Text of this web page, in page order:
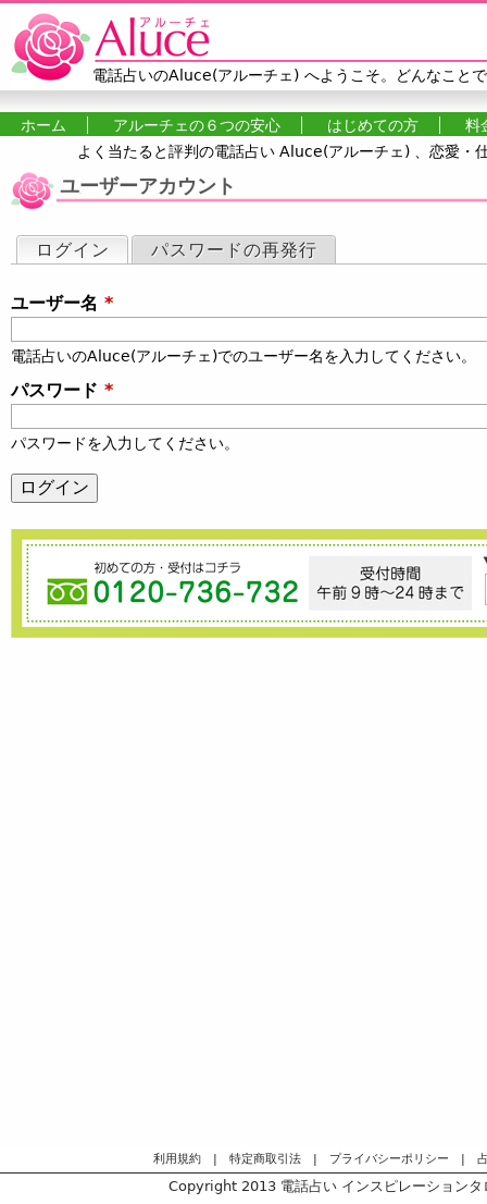
Jump to navigation
電話占いのAluce(アルーチェ) へようこそ。どんなこと
メインメニュー
ホーム アルーチェの６つの安心 はじめての方
料
よく当たると評判の電話占い Aluce(アルーチェ) 、恋愛・
ユーザーアカウント
ログイン (アクティブなタブ)
パスワードの再発行
ユーザー名 *
電話占いのAluce(アルーチェ)でのユーザー名を入力してください。
パスワード *
パスワードを入力してください。
利用規約 | 特定商取引法 | プライバシーポリシー |
Copyright 2013 電話占い インスピレーション